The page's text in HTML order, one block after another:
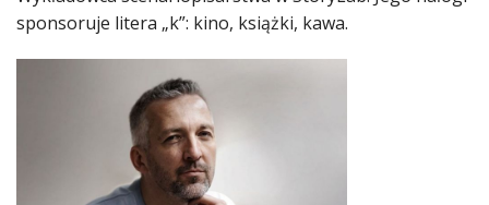
sponsoruje litera „k”: kino, książki, kawa.